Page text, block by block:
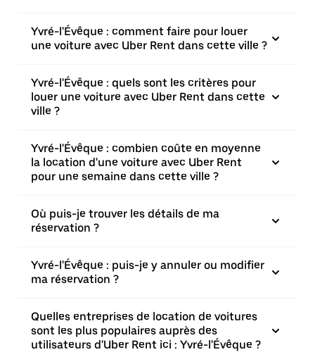
Yvré-l'Évêque : comment faire pour louer
une voiture avec Uber Rent dans cette ville ?
Yvré-l'Évêque : quels sont les critères pour
louer une voiture avec Uber Rent dans cette
ville ?
Yvré-l'Évêque : combien coûte en moyenne
la location d'une voiture avec Uber Rent
pour une semaine dans cette ville ?
Où puis-je trouver les détails de ma
réservation ?
Yvré-l'Évêque : puis-je y annuler ou modifier
ma réservation ?
Quelles entreprises de location de voitures
sont les plus populaires auprès des
utilisateurs d'Uber Rent ici : Yvré-l'Évêque ?